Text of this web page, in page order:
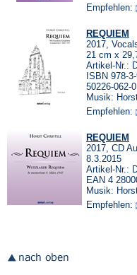
Empfehlen:
REQUIEM
2017,
21 cm x
Artikel-Nr.:
ISBN 978-
50226-062-0
Musik:
Empfehlen:
REQUIEM
2017, CD
8.3.2015
Artikel-Nr.:
EAN 4
Musik:
Empfehlen: